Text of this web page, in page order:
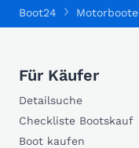
Boot24 Motorboote
Für Käufer
Detailsuche
Checkliste Bootskauf
Boot kaufen